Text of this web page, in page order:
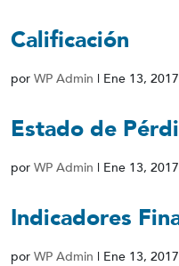
Calificación
por WP Admin | Ene 13, 2017
Estado de
por WP Admin | Ene 13, 2017
Indicadores
por WP Admin | Ene 13, 2017